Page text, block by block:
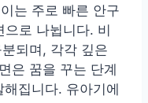
는 주로 빠른 안구
으로 나뉩니다. 비
되며, 각각 깊은
은 꿈을 꾸는 단계
집니다. 유아기에